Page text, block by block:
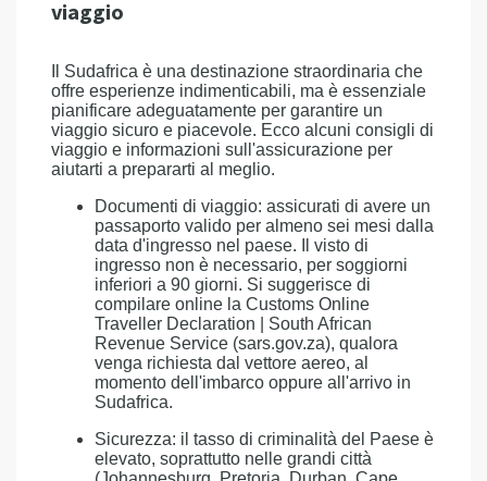
viaggio
Il Sudafrica è una destinazione straordinaria che
offre esperienze indimenticabili, ma è essenziale
pianificare adeguatamente per garantire un
viaggio sicuro e piacevole. Ecco alcuni consigli di
viaggio e informazioni sull'assicurazione per
aiutarti a prepararti al meglio.
Documenti di viaggio: assicurati di avere un
passaporto valido per almeno sei mesi dalla
data d'ingresso nel paese. Il visto di
ingresso non è necessario, per soggiorni
inferiori a 90 giorni. Si suggerisce di
compilare online la Customs Online
Traveller Declaration | South African
Revenue Service (sars.gov.za), qualora
venga richiesta dal vettore aereo, al
momento dell'imbarco oppure all'arrivo in
Sudafrica.
Sicurezza: il tasso di criminalità del Paese è
elevato, soprattutto nelle grandi città